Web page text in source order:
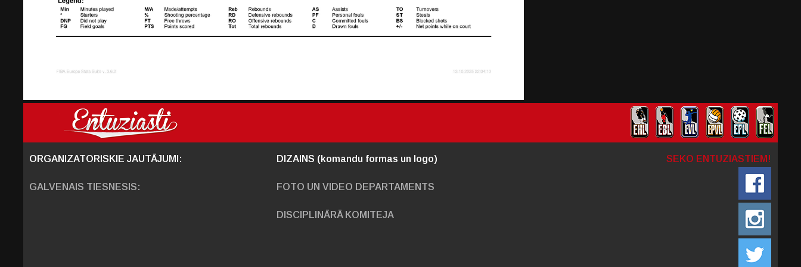
ORGANIZATORISKIE JAUTĀJUMI:
GALVENAIS TIESNESIS:
DIZAINS (komandu formas un logo)
FOTO UN VIDEO DEPARTAMENTS
DISCIPLINĀRĀ KOMITEJA
SEKO ENTUZIASTIEM!